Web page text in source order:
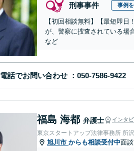
刑事事件 事例
【初回相談無料】【最短即
が、警察に捜査されている場
など
電話でお問い合わせ
福島 海都 弁護士 インタ
東京スタートアップ法律事務所 所
旭川市 からも相談受付中面